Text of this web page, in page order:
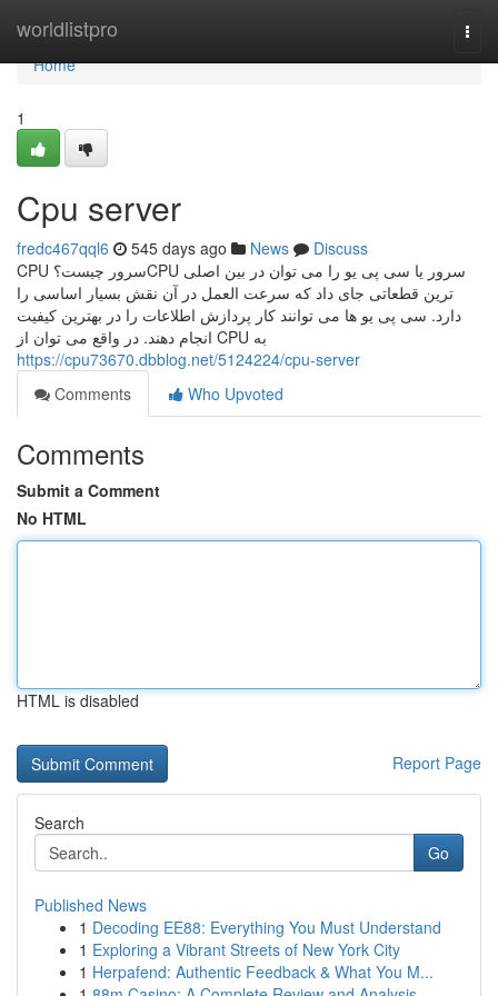
worldlistpro
Home
Home
1
Cpu server
fredc467qql6 545 days ago News
Discuss
CPU سرور چیست؟CPU سرور یا سی پی یو را می توان در بین اصلی
ترین قطعاتی جای داد که سرعت العمل در آن نقش بسیار اساسی را
دارد. سی پی یو ها می توانند کار پردازش اطلاعات را در بهترین کیفیت
انجام دهند. در واقع می توان از CPU به
https://cpu73670.dbblog.net/5124224/cpu-server
Comments
Who Upvoted
Comments
Submit a Comment
No HTML
HTML is disabled
Report Page
Search
Go
Published News
1 Decoding EE88: Everything You Must Understand
1 Exploring a Vibrant Streets of New York City
1 Herpafend: Authentic Feedback & What You M...